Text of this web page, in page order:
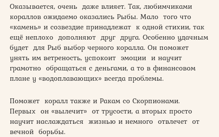
Оказывается, очень даже влияет. Так, любимчиками
кораллов ожидаемо оказались Рыбы. Мало того что
«камень» и созвездие принадлежат к одной стихии, так
ещё неплохо дополняют друг друга. Особенно удачным
будет для Рыб выбор черного коралла. Он поможет
унять им ветреность, успокоит эмоции и научит
грамотно обращаться с деньгами, а то в финансовом
плане у «водоплавающих» всегда проблемы.
Поможет коралл также и Ракам со Скорпионами.
Первых он «вылечит» от трусости, а вторых просто
научит наслаждаться жизнью и немного отвлечет от
вечной борьбы.